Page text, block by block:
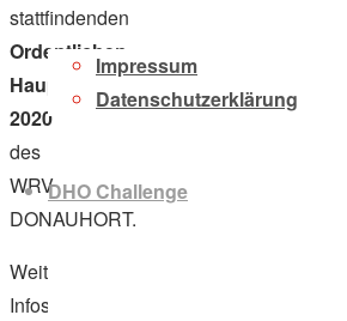
Impressum
Datenschutzerklärung
DHO Challenge
stattfindenden
Ordentlichen
Hauptversammlung
2020
des
WRV
DONAUHORT.
Weitere
Infos